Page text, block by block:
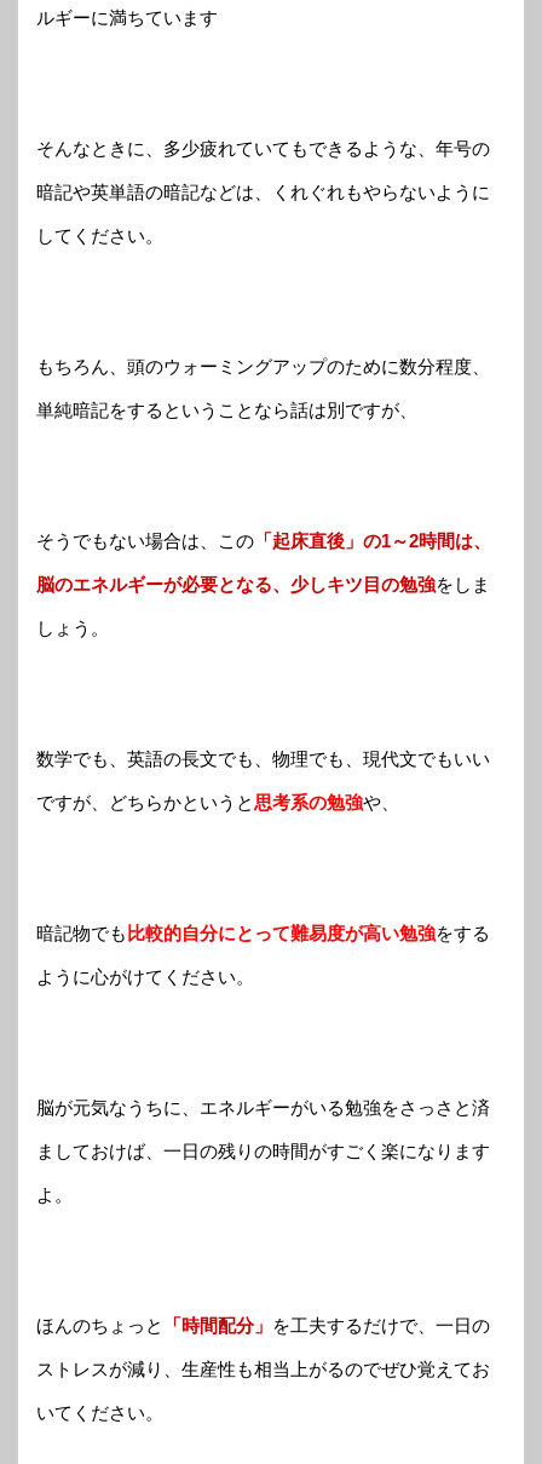
ルギーに満ちています
そんなときに、多少疲れていてもできるような、年号の
暗記や英単語の暗記などは、くれぐれもやらないように
してください。
もちろん、頭のウォーミングアップのために数分程度、
単純暗記をするということなら話は別ですが、
そうでもない場合は、この 「起床直後」の1～2時間は、
脳のエネルギーが必要となる、少しキツ目の勉強をしま
しょう。
数学でも、英語の長文でも、物理でも、現代文でもいい
ですが、どちらかというと思考系の勉強や、
暗記物でも 比較的自分にとって難易度が高い勉強をする
ように心がけてください。
脳が元気なうちに、エネルギーがいる勉強をさっさと済
ましておけば、一日の残りの時間がすごく楽になります
よ。
ほんのちょっと 「時間配分」 を工夫するだけで、一日の
ストレスが減り、生産性も相当上がるのでぜひ覚えてお
いてください。